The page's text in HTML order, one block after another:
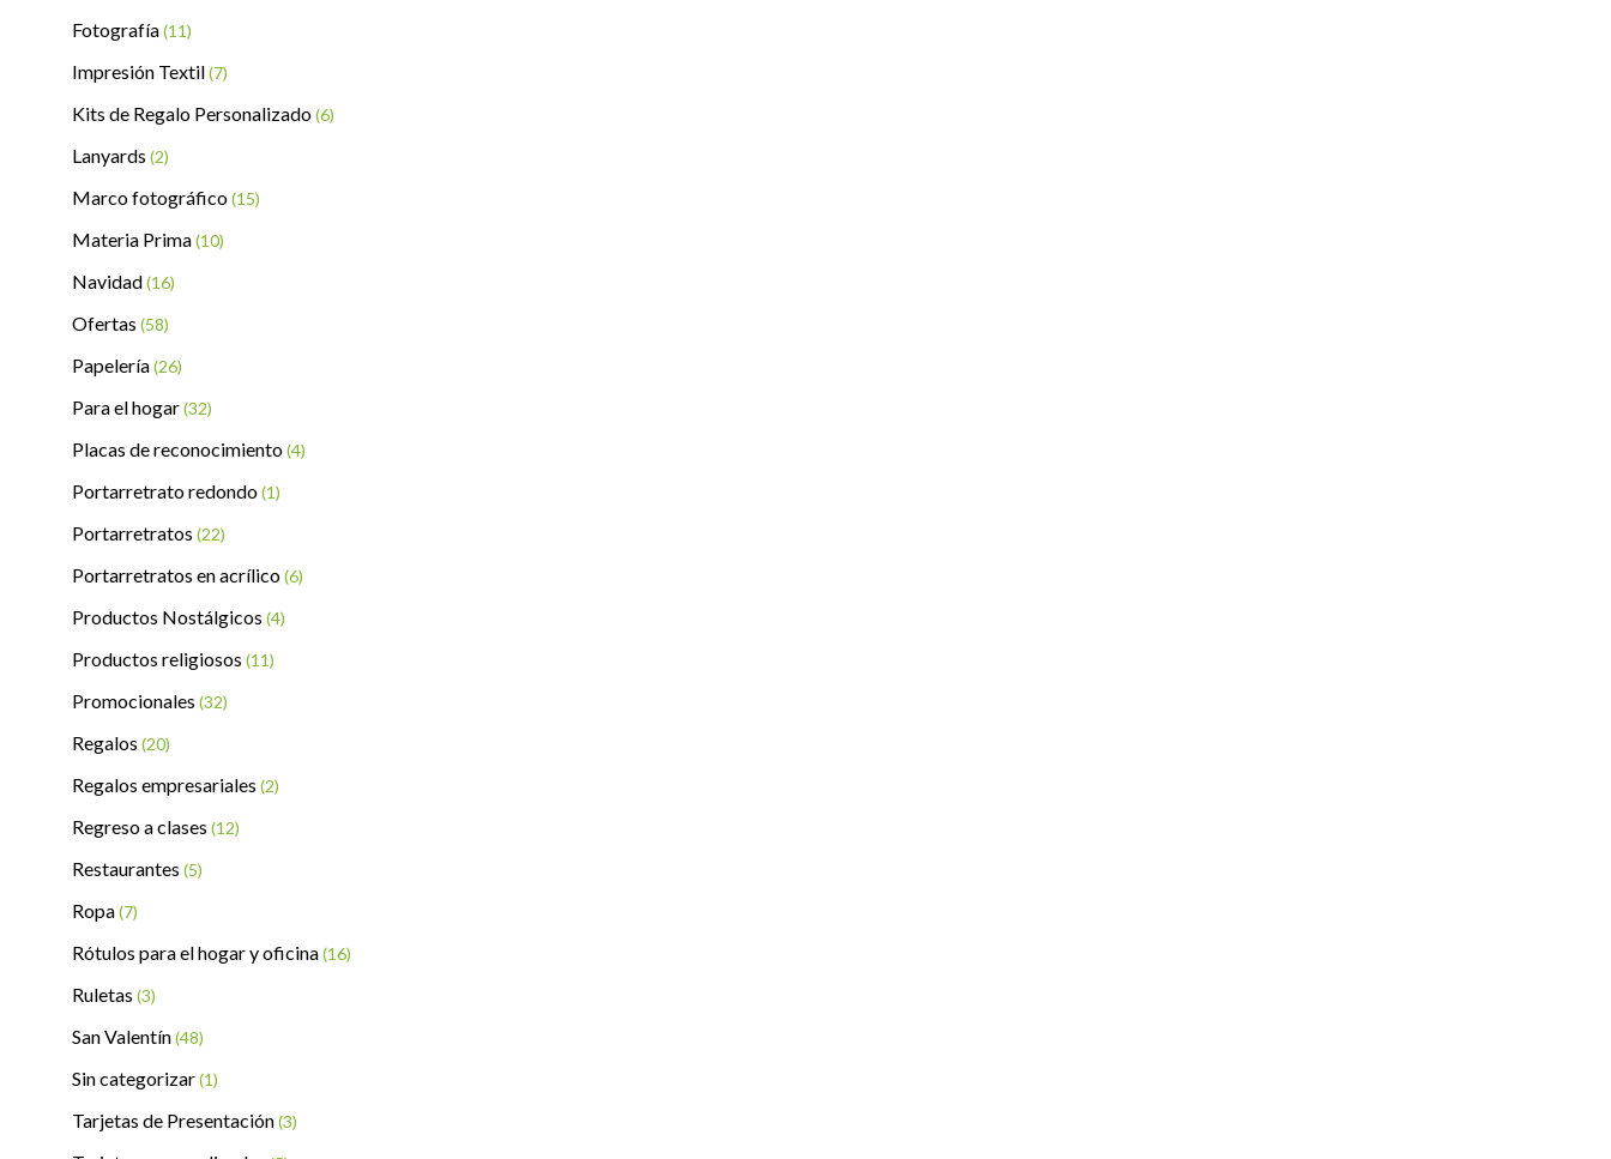
Fotografía(11)
Impresión Textil(7)
Kits de Regalo Personalizado(6)
Lanyards (2)
Marco fotográfico(15)
Materia Prima(10)
Navidad(16)
Ofertas (58)
Papelería(26)
Para el hogar(32)
Placas de reconocimiento(4)
Portarretrato redondo(1)
Portarretratos (22)
Portarretratos en acrílico(6)
Productos Nostálgicos (4)
Productos religiosos (11)
Promocionales (32)
Regalos (20)
Regalos empresariales (2)
Regreso a clases (12)
Restaurantes (5)
Ropa(7)
Rótulos para el hogar y oficina(16)
Ruletas (3)
San Valentín(48)
Sin categorizar(1)
Tarjetas de Presentación(3)